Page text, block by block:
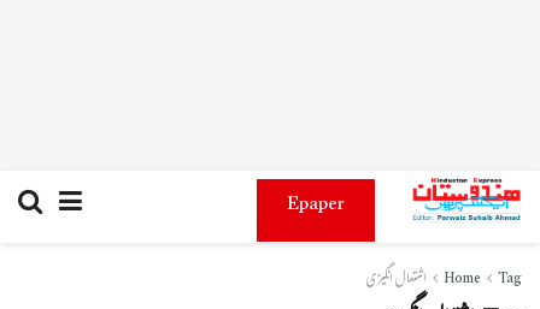
Epaper
Home Tag اشتعال انگیزی